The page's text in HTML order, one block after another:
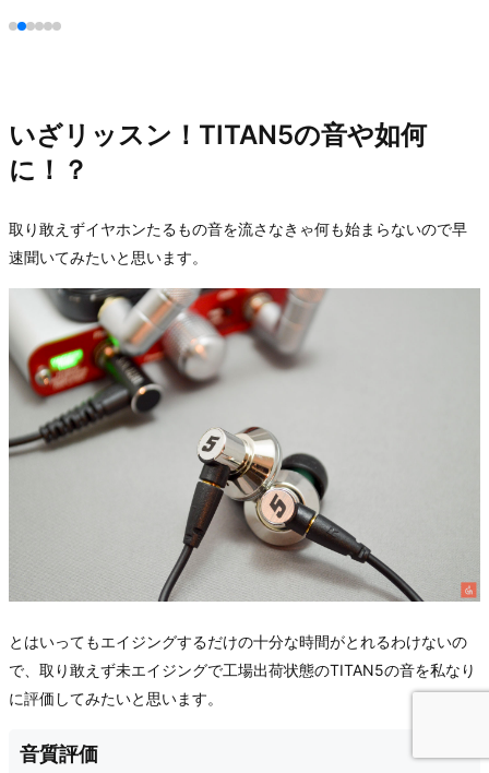
いざリッスン！TITAN5の音や如何
に！？
取り敢えずイヤホンたるもの音を流さなきゃ何も始まらないので早
速聞いてみたいと思います。
とはいってもエイジングするだけの十分な時間がとれるわけないの
で、取り敢えず未エイジングで工場出荷状態のTITAN5の音を私なり
に評価してみたいと思います。
音質評価